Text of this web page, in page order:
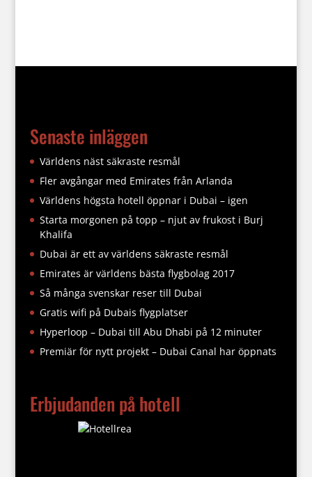
Senaste inläggen
Världens näst säkraste resmål
Fler avgångar med Emirates från Arlanda
Världens högsta hotell öppnar i Dubai – igen
Starta morgonen på topp – njut av frukost i Burj
Khalifa
Dubai är ett av världens säkraste resmål
Emirates är världens bästa flygbolag 2017
Så många svenskar reser till Dubai
Gratis wifi på Dubais flygplatser
Hyperloop – Dubai till Abu Dhabi på 12 minuter
Premiär för nytt projekt – Dubai Canal har öppnats
Erbjudanden på hotell